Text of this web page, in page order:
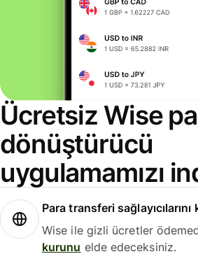
Ücretsiz Wise
dönüştürücü
uygulamamızı
Para transferi sağlayıcılarını
Wise ile gizli ücretler
kurunu elde edeceksiniz.